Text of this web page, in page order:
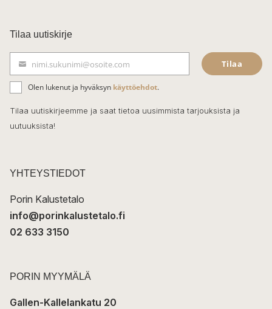
c
e
b
o
o
k
Tilaa uutiskirje
ä
h
k
t
nimi.sukunimi@osoite.com Tilaa
Olen lukenut ja hyväksyn käyttöehdot.
Tilaa uutiskirjeemme ja saat tietoa uusimmista tarjouksista ja
uutuuksista!
YHTEYSTIEDOT
Porin Kalustetalo
info@porinkalustetalo.fi
02 633 3150
PORIN MYYMÄLÄ
Gallen-Kallelankatu 20